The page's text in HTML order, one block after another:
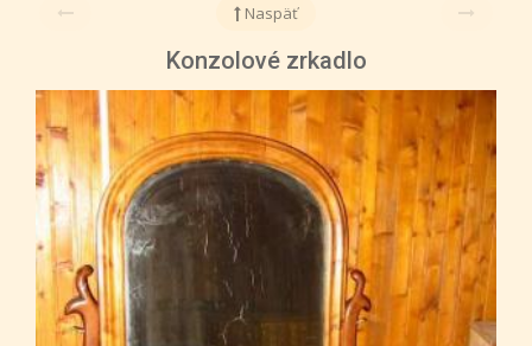
Naspäť
Konzolové zrkadlo